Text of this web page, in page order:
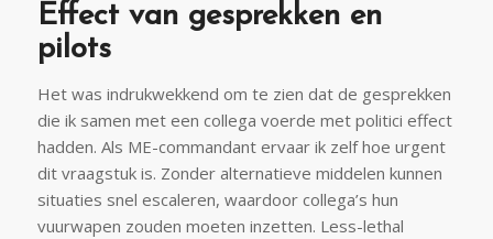
Effect van gesprekken en
pilots
Het was indrukwekkend om te zien dat de gesprekken
die ik samen met een collega voerde met politici effect
hadden. Als ME-commandant ervaar ik zelf hoe urgent
dit vraagstuk is. Zonder alternatieve middelen kunnen
situaties snel escaleren, waardoor collega’s hun
vuurwapen zouden moeten inzetten. Less-lethal